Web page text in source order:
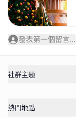
發表第一個留言...
社群主題
熱門地點